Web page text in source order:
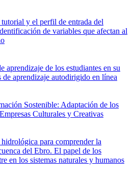
y el perfil de entrada del
de variables que afectan al
aprendizaje de los estudiantes en su
aprendizaje autodirigido en línea
Sostenible: Adaptación de los
Culturales y Creativas
para comprender la
del Ebro. El papel de los
en los sistemas naturales y humanos